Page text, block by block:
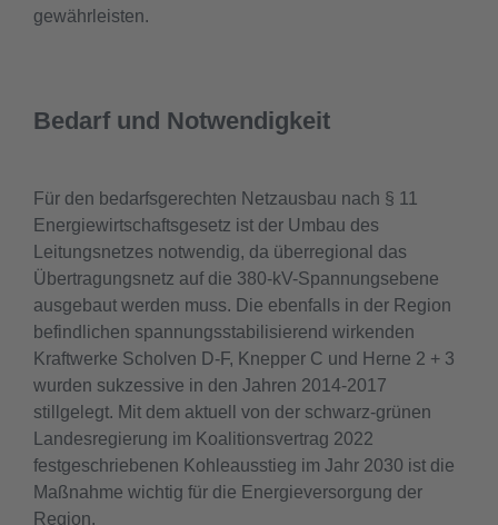
gewährleisten.
Bedarf und Notwendigkeit
Für den bedarfsgerechten Netzausbau nach § 11
Energiewirtschaftsgesetz ist der Umbau des
Leitungsnetzes notwendig, da überregional das
Übertragungsnetz auf die 380-kV-Spannungsebene
ausgebaut werden muss. Die ebenfalls in der Region
befindlichen spannungsstabilisierend wirkenden
Kraftwerke Scholven D-F, Knepper C und Herne 2 + 3
wurden sukzessive in den Jahren 2014-2017
stillgelegt. Mit dem aktuell von der schwarz-grünen
Landesregierung im Koalitionsvertrag 2022
festgeschriebenen Kohleausstieg im Jahr 2030 ist die
Maßnahme wichtig für die Energieversorgung der
Region.